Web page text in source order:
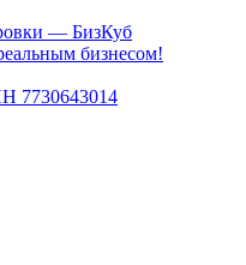
— БизКуб
бизнесом!
7730643014